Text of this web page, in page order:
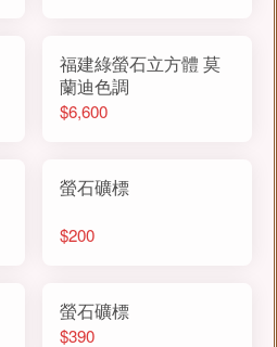
福建綠螢石立方體 莫
蘭迪色調
$6,600
螢石礦標
$200
螢石礦標
$390